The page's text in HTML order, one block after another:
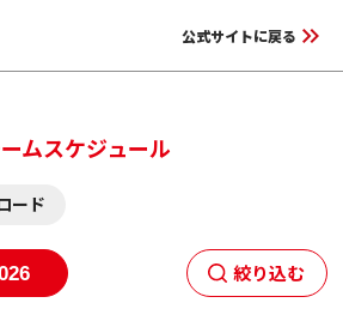
公式サイトに戻る keyboard_double_arrow_right
ムスケジュール
ード
絞り込む